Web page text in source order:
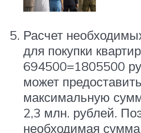
Расчет
для покупки
694500=1805500
может предоставить
максимальную
2,3 млн. рублей.
необходимая